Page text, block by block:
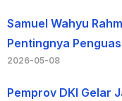
Samuel Wahyu
Pentingnya
2026-05-08
Pemprov DKI Gelar